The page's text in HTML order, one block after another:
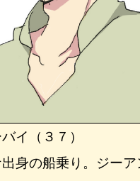
イ（３７）
出身の船乗り。ジー